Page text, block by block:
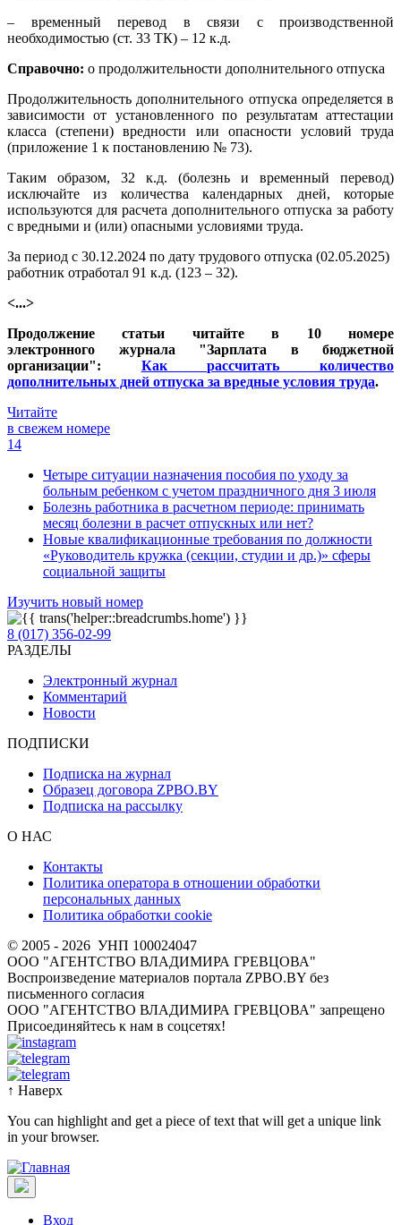
– временный перевод в связи с производственной
необходимостью (ст. 33 ТК) – 12 к.д.
Справочно: о продолжительности дополнительного отпуска
Продолжительность дополнительного отпуска определяется в
зависимости от установленного по результатам аттестации
класса (степени) вредности или опасности условий труда
(приложение 1 к постановлению № 73).
Таким образом, 32 к.д. (болезнь и временный перевод)
исключайте из количества календарных дней, которые
используются для расчета дополнительного отпуска за работу
с вредными и (или) опасными условиями труда.
За период с 30.12.2024 по дату трудового отпуска (02.05.2025)
работник отработал 91 к.д. (123 – 32).
<...>
Продолжение статьи читайте в 10 номере
электронного журнала "Зарплата в бюджетной
организации": Как рассчитать количество
дополнительных дней отпуска за вредные условия труда.
Читайте
в свежем номере
14
Четыре ситуации назначения пособия по уходу за
больным ребенком с учетом праздничного дня 3 июля
Болезнь работника в расчетном периоде: принимать
месяц болезни в расчет отпускных или нет?
Новые квалификационные требования по должности
«Руководитель кружка (секции, студии и др.)» сферы
социальной защиты
Изучить новый номер
8 (017) 356-02-99
РАЗДЕЛЫ
Электронный журнал
Комментарий
Новости
ПОДПИСКИ
Подписка на журнал
Образец договора ZPBO.BY
Подписка на рассылку
О НАС
Контакты
Политика оператора в отношении обработки
персональных данных
Политика обработки cookie
© 2005 - 2026 УНП 100024047
ООО "АГЕНТСТВО ВЛАДИМИРА ГРЕВЦОВА"
Воспроизведение материалов портала ZPBO.BY без
письменного согласия
OOO "АГЕНТСТВО ВЛАДИМИРА ГРЕВЦОВА" запрещено
Присоединяйтесь к нам в соцсетях!
↑ Наверх
You can highlight and get a piece of text that will get a unique link
in your browser.
Вход